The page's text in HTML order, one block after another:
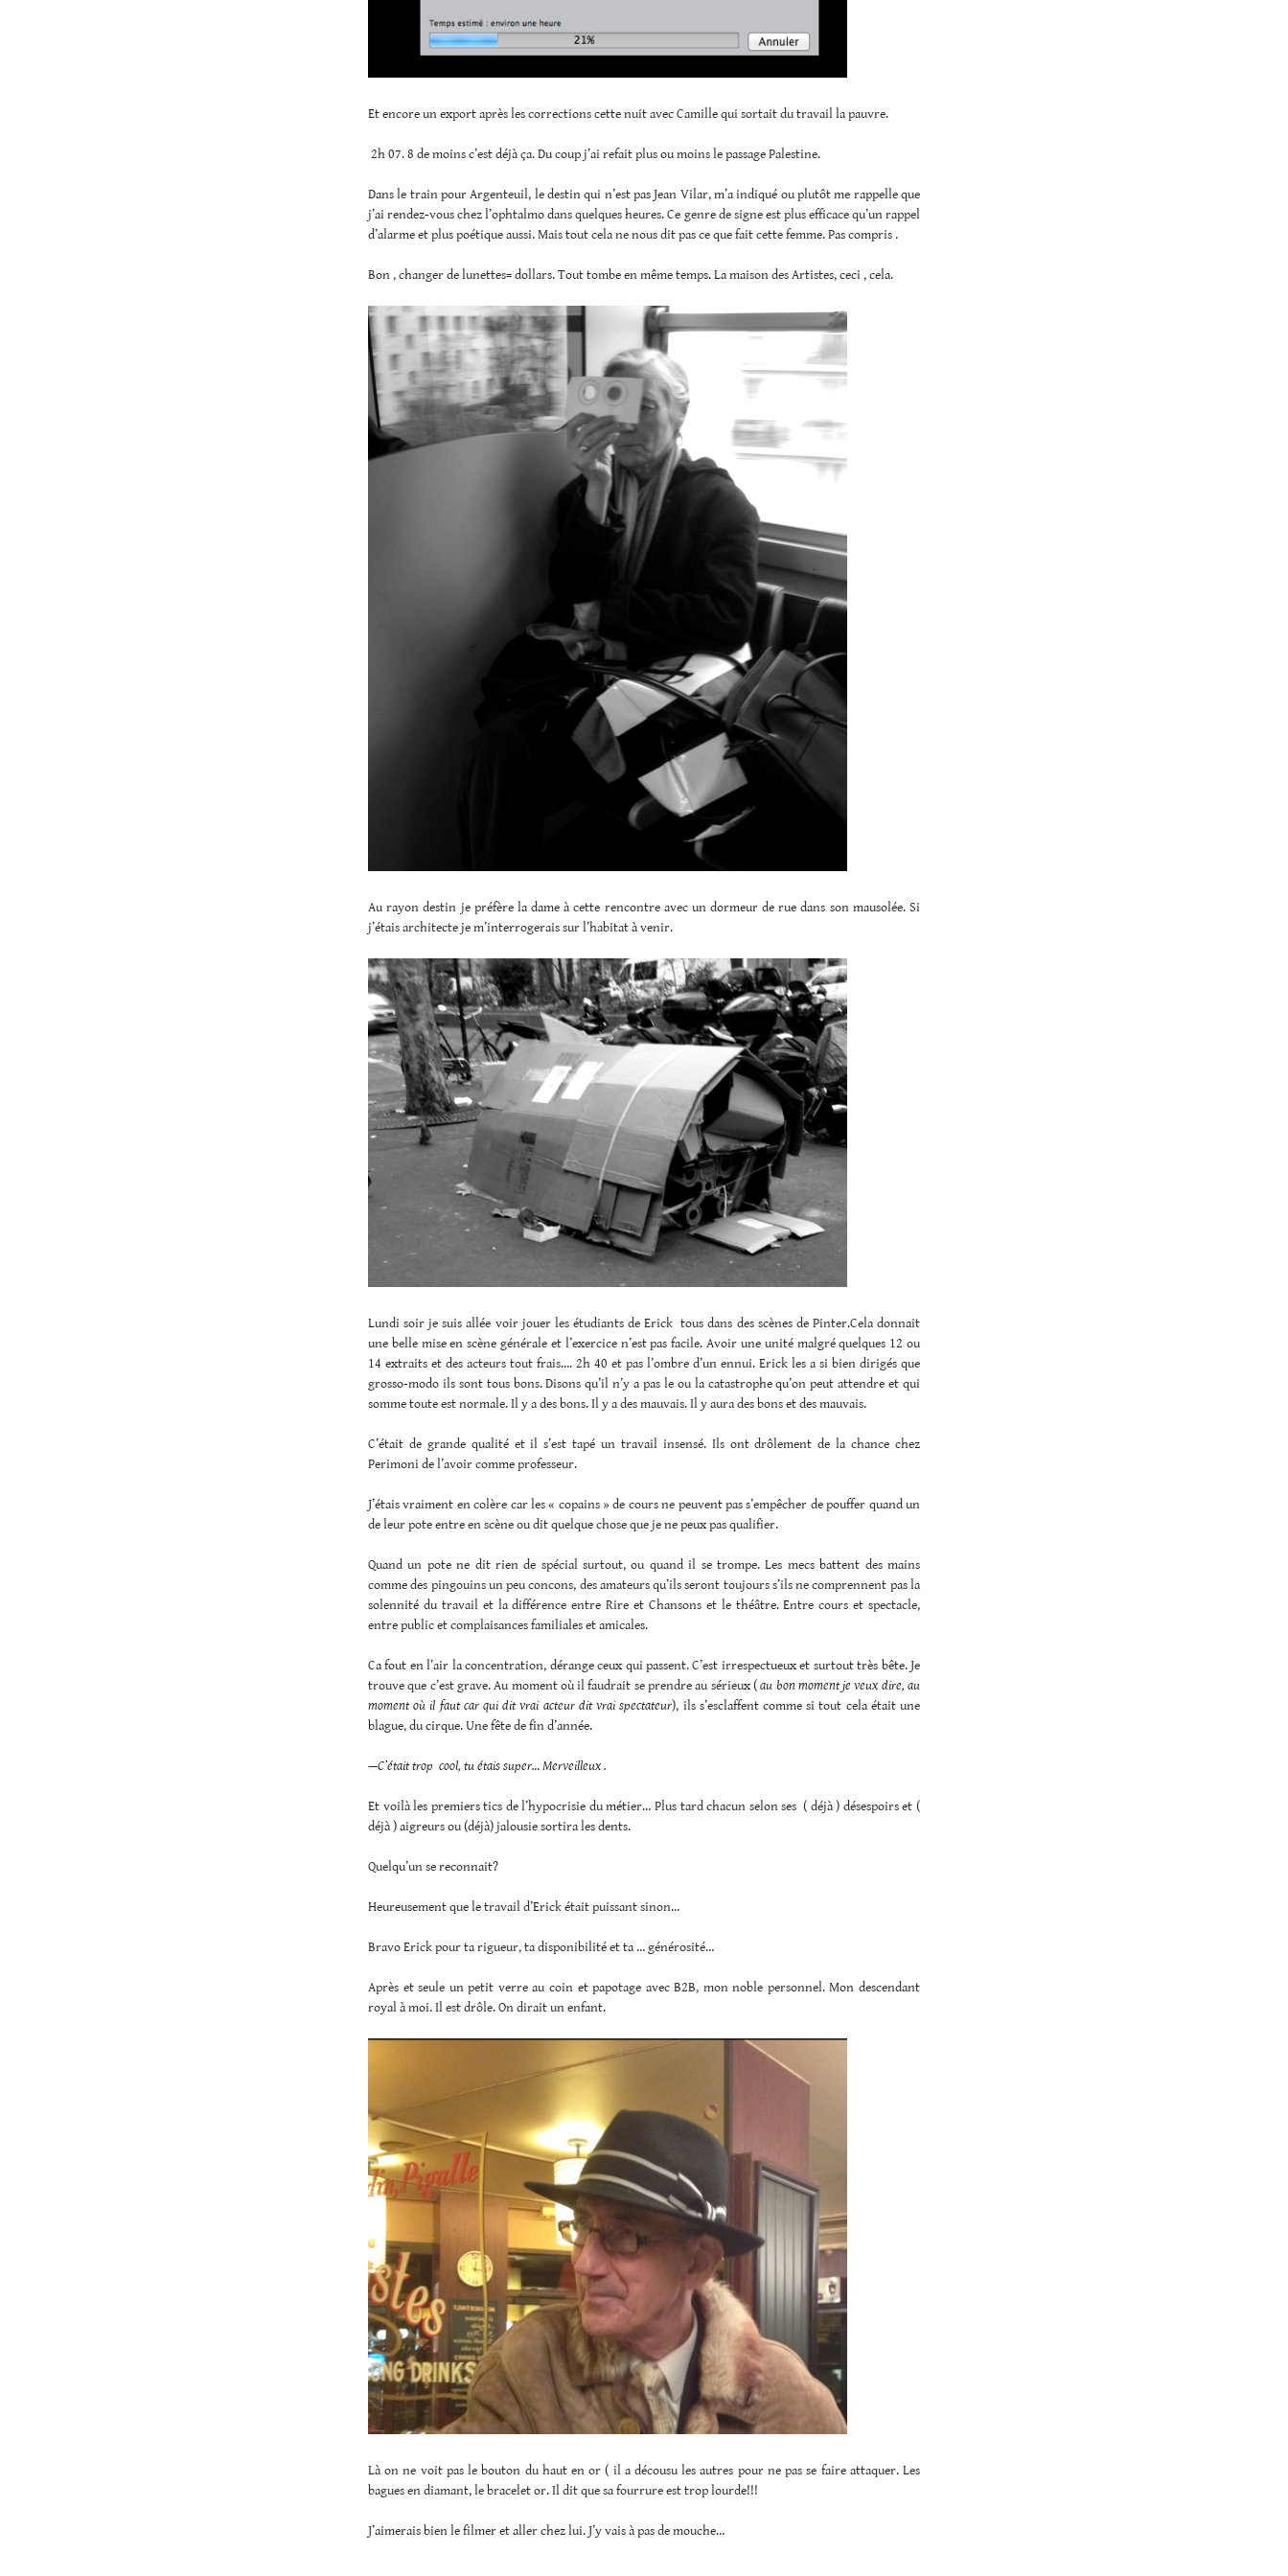
Et encore un export après les corrections cette nuit avec Camille qui sortait du travail la pauvre.
2h 07. 8 de moins c’est déjà ça. Du coup j’ai refait plus ou moins le passage Palestine.
Dans le train pour Argenteuil, le destin qui n’est pas Jean Vilar, m’a indiqué ou plutôt me rappelle que
j’ai rendez-vous chez l’ophtalmo dans quelques heures. Ce genre de signe est plus efficace qu’un rappel
d’alarme et plus poétique aussi. Mais tout cela ne nous dit pas ce que fait cette femme. Pas compris .
Bon , changer de lunettes= dollars. Tout tombe en même temps. La maison des Artistes, ceci , cela.
Au rayon destin je préfère la dame à cette rencontre avec un dormeur de rue dans son mausolée. Si
j’étais architecte je m’interrogerais sur l’habitat à venir.
Lundi soir je suis allée voir jouer les étudiants de Erick tous dans des scènes de Pinter.Cela donnait
une belle mise en scène générale et l’exercice n’est pas facile. Avoir une unité malgré quelques 12 ou
14 extraits et des acteurs tout frais…. 2h 40 et pas l’ombre d’un ennui. Erick les a si bien dirigés que
grosso-modo ils sont tous bons. Disons qu’il n’y a pas le ou la catastrophe qu’on peut attendre et qui
somme toute est normale. Il y a des bons. Il y a des mauvais. Il y aura des bons et des mauvais.
C’était de grande qualité et il s’est tapé un travail insensé. Ils ont drôlement de la chance chez
Perimoni de l’avoir comme professeur.
J’étais vraiment en colère car les « copains » de cours ne peuvent pas s’empêcher de pouffer quand un
de leur pote entre en scène ou dit quelque chose que je ne peux pas qualifier.
Quand un pote ne dit rien de spécial surtout, ou quand il se trompe. Les mecs battent des mains
comme des pingouins un peu concons, des amateurs qu’ils seront toujours s’ils ne comprennent pas la
solennité du travail et la différence entre Rire et Chansons et le théâtre. Entre cours et spectacle,
entre public et complaisances familiales et amicales.
Ca fout en l’air la concentration, dérange ceux qui passent. C’est irrespectueux et surtout très bête. Je
trouve que c’est grave. Au moment où il faudrait se prendre au sérieux (au bon moment je veux dire, au
moment où il faut car qui dit vrai acteur dit vrai spectateur), ils s’esclaffent comme si tout cela était une
blague, du cirque. Une fête de fin d’année.
—C’était trop cool, tu étais super… Merveilleux .
Et voilà les premiers tics de l’hypocrisie du métier… Plus tard chacun selon ses ( déjà ) désespoirs et (
déjà ) aigreurs ou (déjà) jalousie sortira les dents.
Quelqu’un se reconnait?
Heureusement que le travail d’Erick était puissant sinon…
Bravo Erick pour ta rigueur, ta disponibilité et ta … générosité…
Après et seule un petit verre au coin et papotage avec B2B, mon noble personnel. Mon descendant
royal à moi. Il est drôle. On dirait un enfant.
Là on ne voit pas le bouton du haut en or ( il a décousu les autres pour ne pas se faire attaquer. Les
bagues en diamant, le bracelet or. Il dit que sa fourrure est trop lourde!!!
J’aimerais bien le filmer et aller chez lui. J’y vais à pas de mouche…